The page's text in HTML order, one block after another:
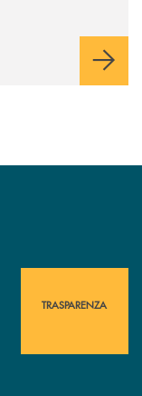
filiali&nbsp; di Banca
immediata?
TRASPARENZA